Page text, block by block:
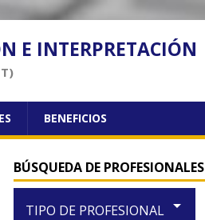
E INTERPRETACIÓN
BENEFICIOS
BÚSQUEDA DE PROFESIONALES
TIPO DE PROFESIONAL arrow_drop_down